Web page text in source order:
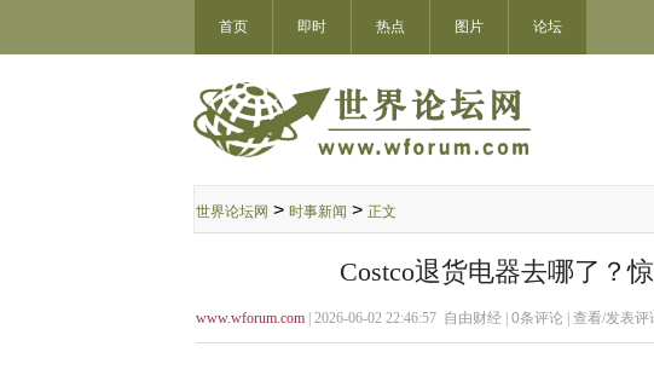
首页 即时 热点 图片 论坛
世界论坛网 > 时事新闻 > 正文
Costco退货电器去哪了？
www.wforum.com | 2026-06-02 22:46:57 自由财经 | 0条评论 | 查看/发表评